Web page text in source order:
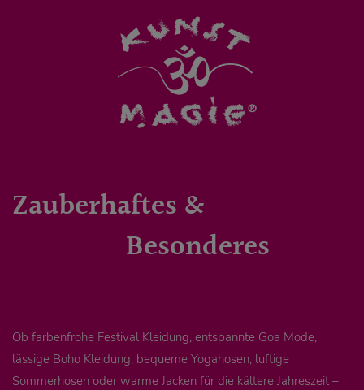
Zauberhaftes &
Besonderes
Ob farbenfrohe Festival Kleidung, entspannte Goa Mode,
lässige Boho Kleidung, bequeme Yogahosen, luftige
Sommerhosen oder warme Jacken für die kältere Jahreszeit –